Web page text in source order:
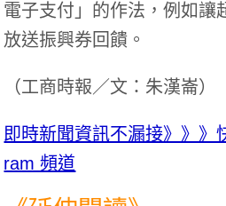
電子支付」的作法，例如讓
放送振興券回饋。
（工商時報／文：朱漢崙）
即時新聞資訊不漏接》》》
ram 頻道